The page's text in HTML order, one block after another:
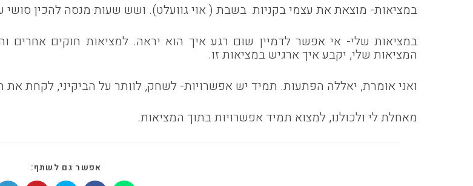
במציאות- מוצאת את עצמי בקניות בשבת ( אוי גוועלט). ושש שעות מנסה להכין
במציאות שלי- אי אפשר לדמיין שום רגע איך הוא יראה. למציאות חוקים
המציאות שלי, יקבע איך ארגיש במציאות זו.
ואני אומרת, יאללה הפתעות. תמיד יש אפשרויות- לשחק, לוותר על הביקיני, לקחת את
מאחלת לי ולכולנו, למצוא תמיד אפשרויות בתוך המציאות.
אפשר גם לשתף:
THIS